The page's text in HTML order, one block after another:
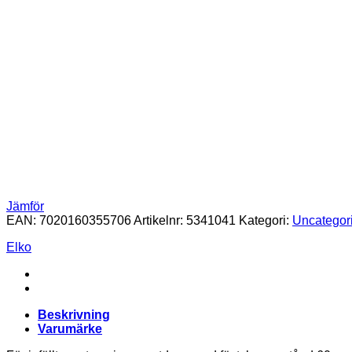
Jämför
EAN: 7020160355706Artikelnr: 5341041 Kategori:
Elko
Beskrivning
Varumärke